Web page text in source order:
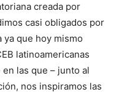
creada por
casi obligados por
ya que hoy mismo
latinoamericanas
las que – junto al
nos inspiramos las